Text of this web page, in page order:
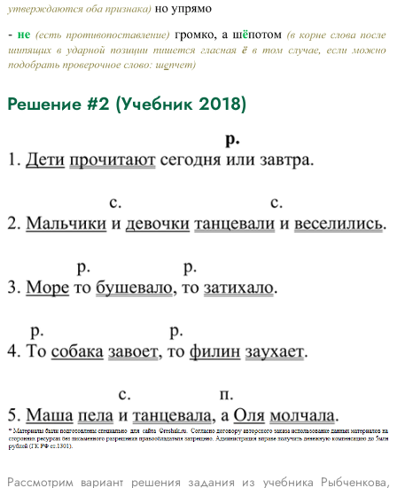
Решение #2 (Учебник 2018)
Рассмотрим вариант решения задания из учебника Рыбченкова,